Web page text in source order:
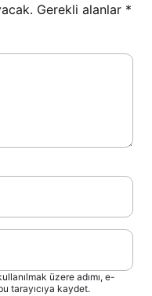
Gerekli alanlar *
üzere adımı, e-
tarayıcıya kaydet.